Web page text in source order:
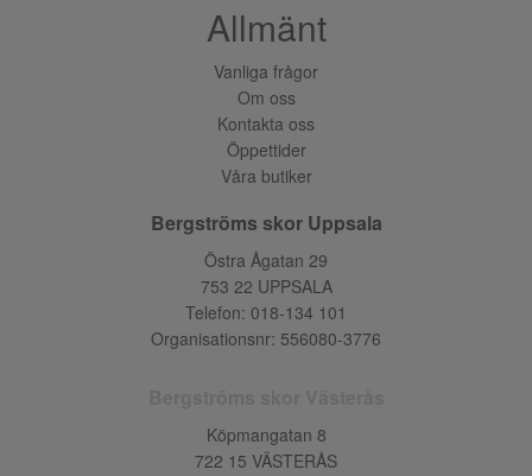
Allmänt
Vanliga frågor
Om oss
Kontakta oss
Öppettider
Våra butiker
Bergströms skor Uppsala
Östra Ågatan 29
753 22 UPPSALA
Telefon: 018-134 101
Organisationsnr: 556080-3776
Köpmangatan 8
722 15 VÄSTERÅS